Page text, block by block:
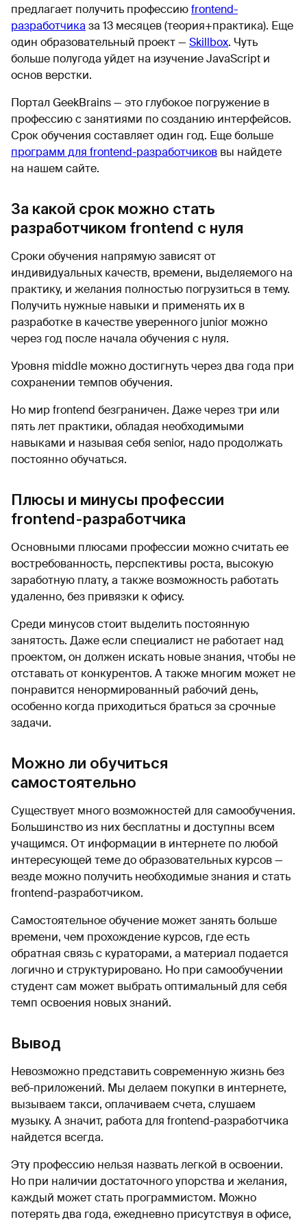
предлагает получить профессиюfrontend-
разработчика за 13 месяцев (теория+практика). Еще
один образовательный проект — Skillbox. Чуть
больше полугода уйдет на изучение JavaScript и
основ верстки.
Портал GeekBrains — это глубокое погружение в
профессию с занятиями по созданию интерфейсов.
Срок обучения составляет один год. Еще больше
программ для frontend-разработчиков вы найдете
на нашем сайте.
За какой срок можно стать
разработчиком frontend с нуля
Сроки обучения напрямую зависят от
индивидуальных качеств, времени, выделяемого на
практику, и желания полностью погрузиться в тему.
Получить нужные навыки и применять их в
разработке в качестве уверенного junior можно
через год после начала обучения с нуля.
Уровня middle можно достигнуть через два года при
сохранении темпов обучения.
Но мир frontend безграничен. Даже через три или
пять лет практики, обладая необходимыми
навыками и называя себя senior, надо продолжать
постоянно обучаться.
Плюсы и минусы профессии
frontend-разработчика
Основными плюсами профессии можно считать ее
востребованность, перспективы роста, высокую
заработную плату, а также возможность работать
удаленно, без привязки к офису.
Среди минусов стоит выделить постоянную
занятость. Даже если специалист не работает над
проектом, он должен искать новые знания, чтобы не
отставать от конкурентов. А также многим может не
понравится ненормированный рабочий день,
особенно когда приходиться браться за срочные
задачи.
Можно ли обучиться
самостоятельно
Существует много возможностей для самообучения.
Большинство из них бесплатны и доступны всем
учащимся. От информации в интернете по любой
интересующей теме до образовательных курсов —
везде можно получить необходимые знания и стать
frontend-разработчиком.
Самостоятельное обучение может занять больше
времени, чем прохождение курсов, где есть
обратная связь с кураторами, а материал подается
логично и структурировано. Но при самообучении
студент сам может выбрать оптимальный для себя
темп освоения новых знаний.
Вывод
Невозможно представить современную жизнь без
веб-приложений. Мы делаем покупки в интернете,
вызываем такси, оплачиваем счета, слушаем
музыку. А значит, работа для frontend-разработчика
найдется всегда.
Эту профессию нельзя назвать легкой в освоении.
Но при наличии достаточного упорства и желания,
каждый может стать программистом. Можно
потерять два года, ежедневно присутствуя в офисе,